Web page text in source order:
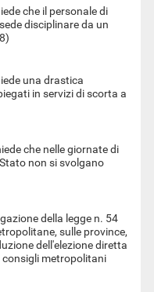
che il personale di
disciplinare da un
una drastica
in servizi di scorta a
che nelle giornate di
non si svolgano
della legge n. 54
sulle province,
dell'elezione diretta
consigli metropolitani